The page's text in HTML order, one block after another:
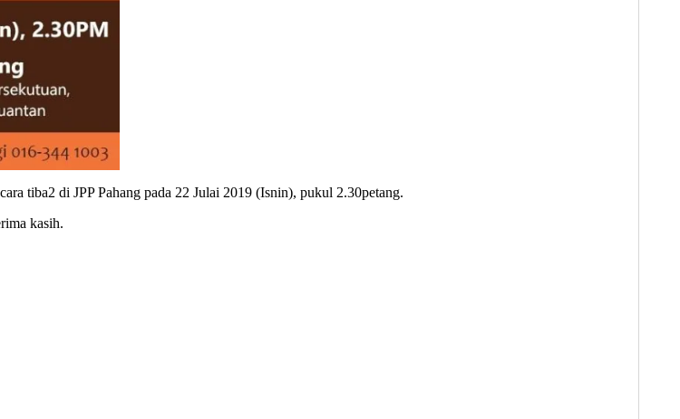
tiba2 di JPP Pahang pada 22 Julai 2019 (Isnin), pukul 2.30petang.
kasih.